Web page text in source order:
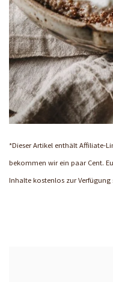
*Dieser Artikel enthält Affiliate-
bekommen wir ein paar Cent.
Inhalte kostenlos zur Verfügung